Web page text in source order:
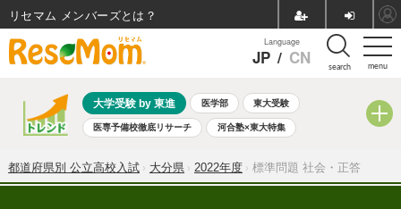
menu
Language
JP / CN search
大学受験 by 東進 医学部 東大受験
医専予備校徹底リサーチ 河合塾×東大特集
共通テスト 夏休み 8月開催学校説明会・相談会
都道府県別 公立高校入試 大分県 2022年度 標準問題 社会・正答
リセマム メンバーズ